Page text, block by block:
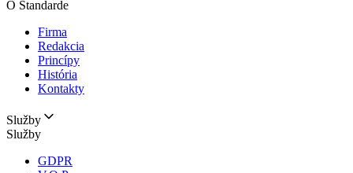
O Štandarde
Firma
Redakcia
Princípy
História
Kontakty
Služby
Služby
GDPR